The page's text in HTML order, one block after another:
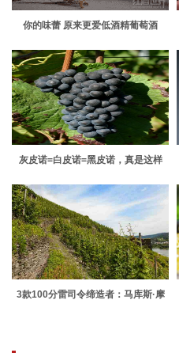
你的味蕾 原来更爱低酒精葡萄酒
灰皮诺=白皮诺=黑皮诺，真是这样
3款100分雷司令缔造者：马库斯·摩